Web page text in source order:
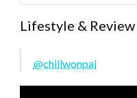
Lifestyle & Review
@chillwonpai